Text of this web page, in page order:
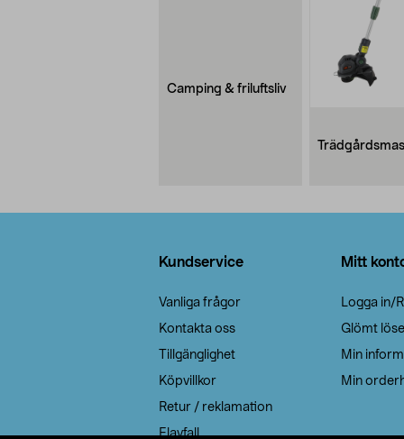
Camping & friluftsliv
Kundservice
Vanliga frågor
Kontakta oss
Tillgänglighet
Köpvillkor
Retur / reklamation
Elavfall
Mitt
Logga in/
Glömt
Min
Min